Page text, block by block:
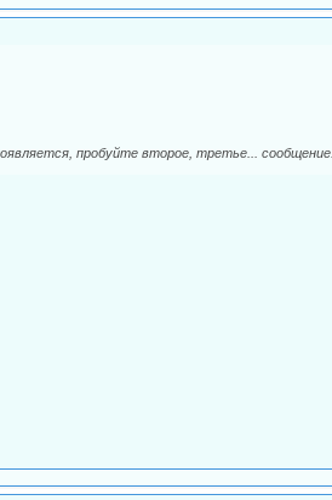
пробуйте второе, третье... сообщение.